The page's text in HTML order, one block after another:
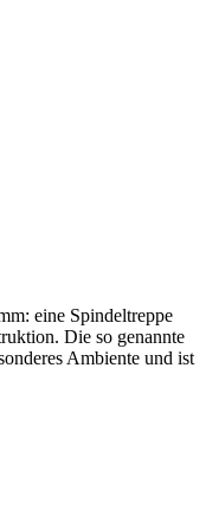
eine Spindeltreppe
Die so genannte
Ambiente und ist